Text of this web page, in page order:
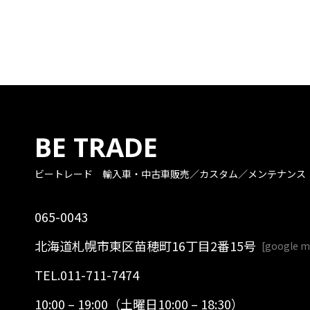
BE TRADE
ビートレード 輸入車・中古車販売／カスタム／メンテナンス
065-0043
北海道札幌市東区苗穂町16丁目2番15号 [google
TEL.011-711-7474
10:00 – 19:00（土曜日10:00 – 18:30）